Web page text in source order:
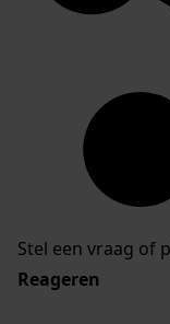
Stel een vraag of
Reageren